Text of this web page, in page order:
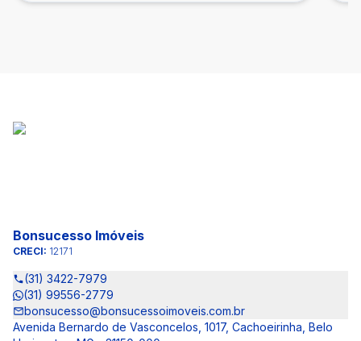
Bonsucesso Imóveis
CRECI: 12171
(31) 3422-7979
(31) 99556-2779
bonsucesso@bonsucessoimoveis.com.br
Avenida Bernardo de Vasconcelos, 1017, Cachoeirinha, Belo